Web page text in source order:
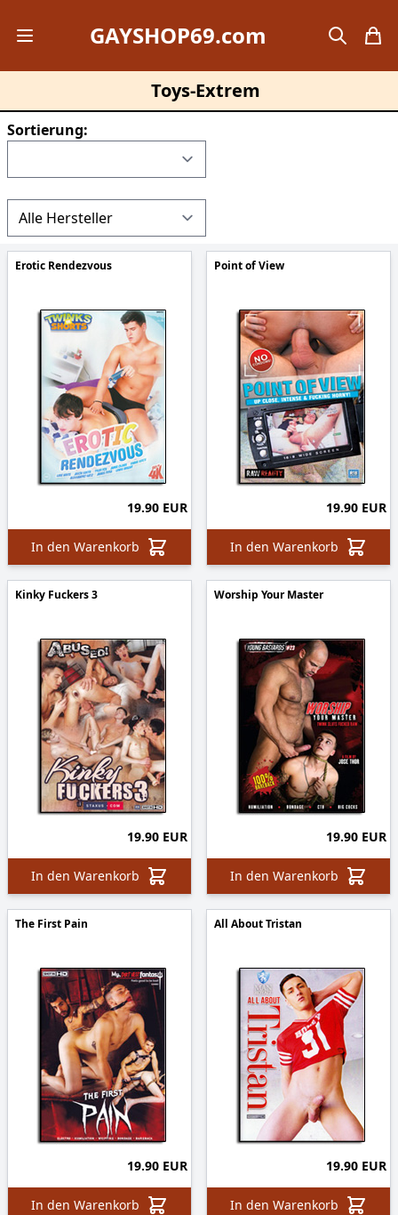
Open mobile menuGAYSHOP69.com search
Toys-Extrem
Sortierung:
Erotic Rendezvous
19.90 EUR
In den Warenkorb
Point of View
19.90 EUR
In den Warenkorb
Kinky Fuckers 3
19.90 EUR
In den Warenkorb
Worship Your Master
19.90 EUR
In den Warenkorb
The First Pain
19.90 EUR
In den Warenkorb
All About Tristan
19.90 EUR
In den Warenkorb